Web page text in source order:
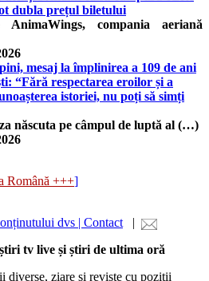
dubla prețul biletului
compania aeriană
mesaj la împlinirea a 109 de ani
“Fără respectarea eroilor și a
istoriei, nu poți să simți
născuta pe câmpul de luptă al (…)
Română +++]
dvs | Contact |
tv live și știri de ultima oră
diverse, ziare și reviste cu poziții